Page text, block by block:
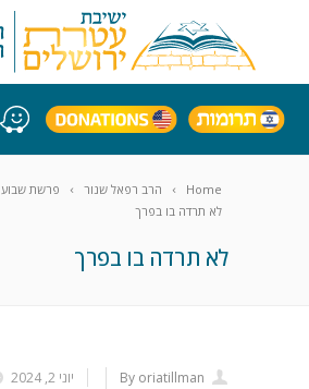
Home הרב רפאל שנור
פרשת שבוע
לא תרדה בו בפרך
לא תרדה בו בפרך
יוני 2, 2024 By oriatillman